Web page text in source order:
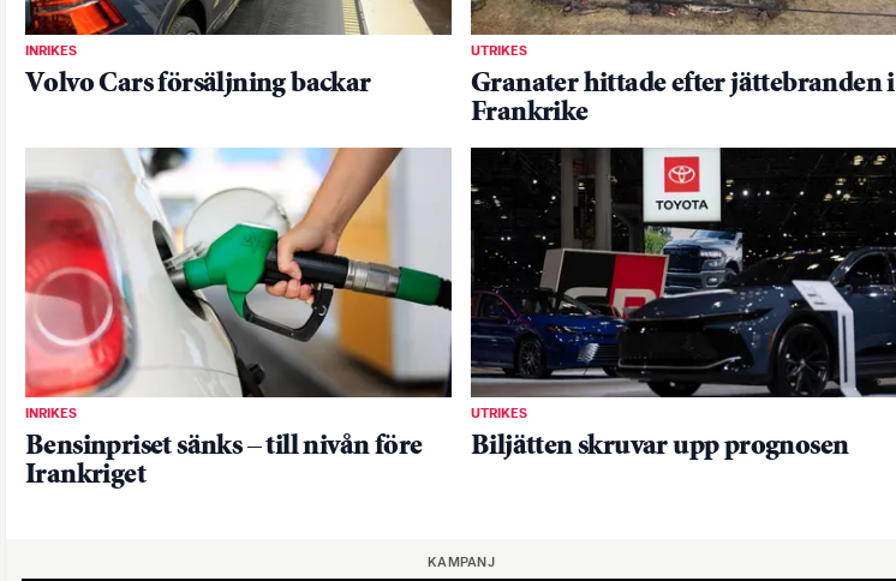
INRIKES
Volvo Cars försäljning backar
UTRIKES
Granater hittade efter jättebranden i
Frankrike
INRIKES
Bensinpriset sänks – till nivån före
Irankriget
UTRIKES
Biljätten skruvar upp prognosen
KAMPANJ